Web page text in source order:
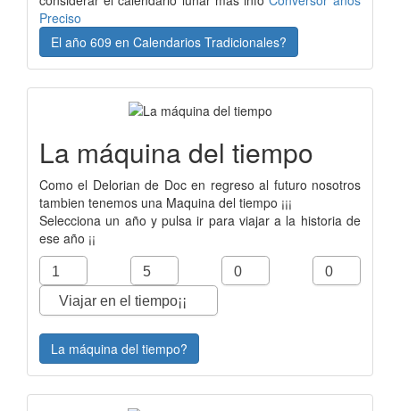
Preciso
El año 609 en Calendarios Tradicionales?
La máquina del tiempo
Como el Delorian de Doc en regreso al futuro nosotros
tambien tenemos una Maquina del tiempo ¡¡¡
Selecciona un año y pulsa ir para viajar a la historia de
ese año ¡¡
La máquina del tiempo?